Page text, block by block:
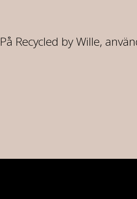
På Recycled by Wille,